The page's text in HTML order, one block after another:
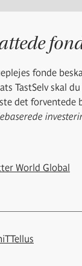
fonde
TastSelv skal
det forventede
World Global